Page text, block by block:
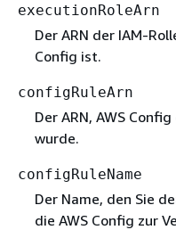
executionRoleArn
Der ARN der IAM-
Config ist.
configRuleArn
Der ARN, AWS
wurde.
configRuleName
Der Name, den Sie
die AWS Config zur